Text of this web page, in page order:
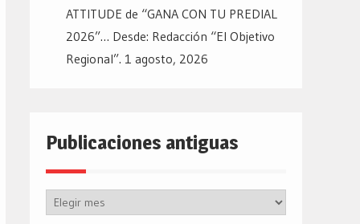
ATTITUDE de “GANA CON TU PREDIAL
2026”… Desde: Redacción “El Objetivo
Regional”. 1 agosto, 2026
Publicaciones antiguas
Publicaciones